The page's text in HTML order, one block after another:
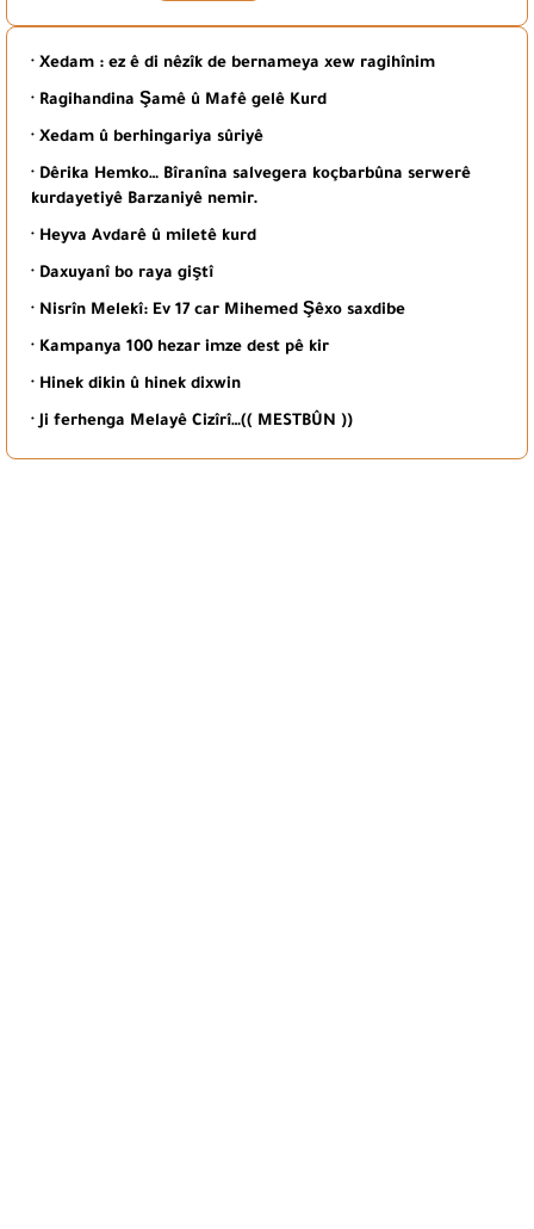
· Xedam : ez ê di nêzîk de bernameya xew ragihînim
· Ragihandina Şamê û Mafê gelê Kurd
· Xedam û berhingariya sûriyê
· Dêrika Hemko… Bîranîna salvegera koçbarbûna serwerê
kurdayetiyê Barzaniyê nemir.
· Heyva Avdarê û miletê kurd
· Daxuyanî bo raya giştî
· Nisrîn Melekî: Ev 17 car Mihemed Şêxo saxdibe
· Kampanya 100 hezar imze dest pê kir
· Hinek dikin û hinek dixwin
· Ji ferhenga Melayê Cizîrî…(( MESTBÛN ))